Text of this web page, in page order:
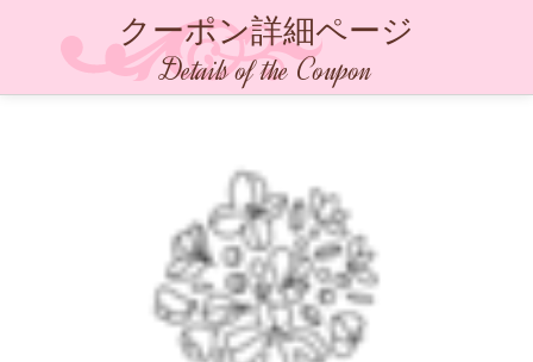
クーポン詳細ページ
Details of the Coupon